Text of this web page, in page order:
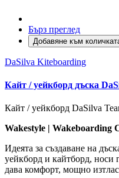
Бърз преглед
Добавяне към
DaSilva Kiteboarding
Кайт / уейкборд дъска
Кайт / уейкборд DaSilva
Wakestyle | Wakeboarding
Идеята за създаване на
уейкборд и кайтборд, носи
дава комфорт, мощно